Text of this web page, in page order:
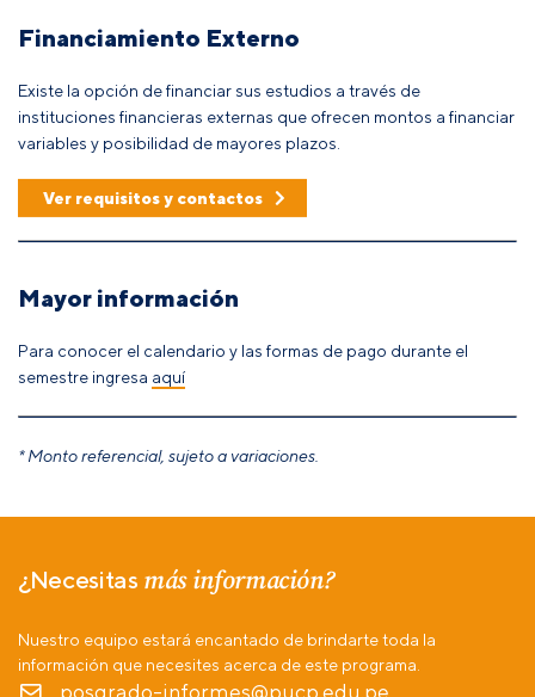
Financiamiento Externo
Existe la opción de financiar sus estudios a través de
instituciones financieras externas que ofrecen montos a financiar
variables y posibilidad de mayores plazos.
Ver requisitos y contactos
Mayor información
Para conocer el calendario y las formas de pago durante el
semestre ingresa aquí
* Monto referencial, sujeto a variaciones.
¿Necesitas más información?
Nuestro equipo estará encantado de brindarte toda la
información que necesites acerca de este programa.